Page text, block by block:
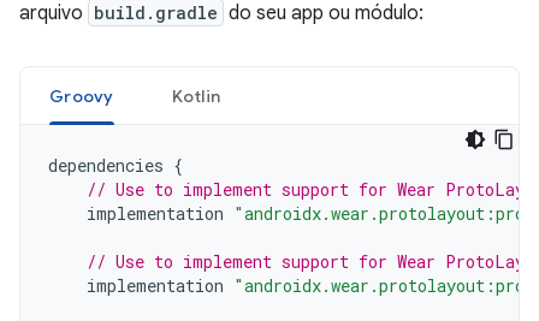
arquivo build.gradle do seu app ou módulo:
Groovy Kotlin
dependencies {
// Use to implement support for Wear
implementation
// Use to implement support for Wear
implementation